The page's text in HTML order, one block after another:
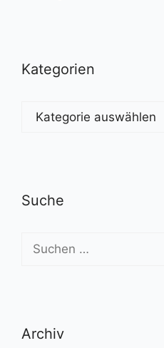
Kategorien
Kategorien
Suche
nach:
Archiv